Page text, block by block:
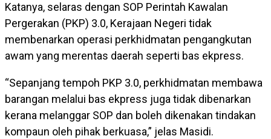
Katanya, selaras dengan SOP Perintah Kawalan
Pergerakan (PKP) 3.0, Kerajaan Negeri tidak
membenarkan operasi perkhidmatan pengangkutan
awam yang merentas daerah seperti bas ekpress.
“Sepanjang tempoh PKP 3.0, perkhidmatan membawa
barangan melalui bas ekpress juga tidak dibenarkan
kerana melanggar SOP dan boleh dikenakan tindakan
kompaun oleh pihak berkuasa,” jelas Masidi.